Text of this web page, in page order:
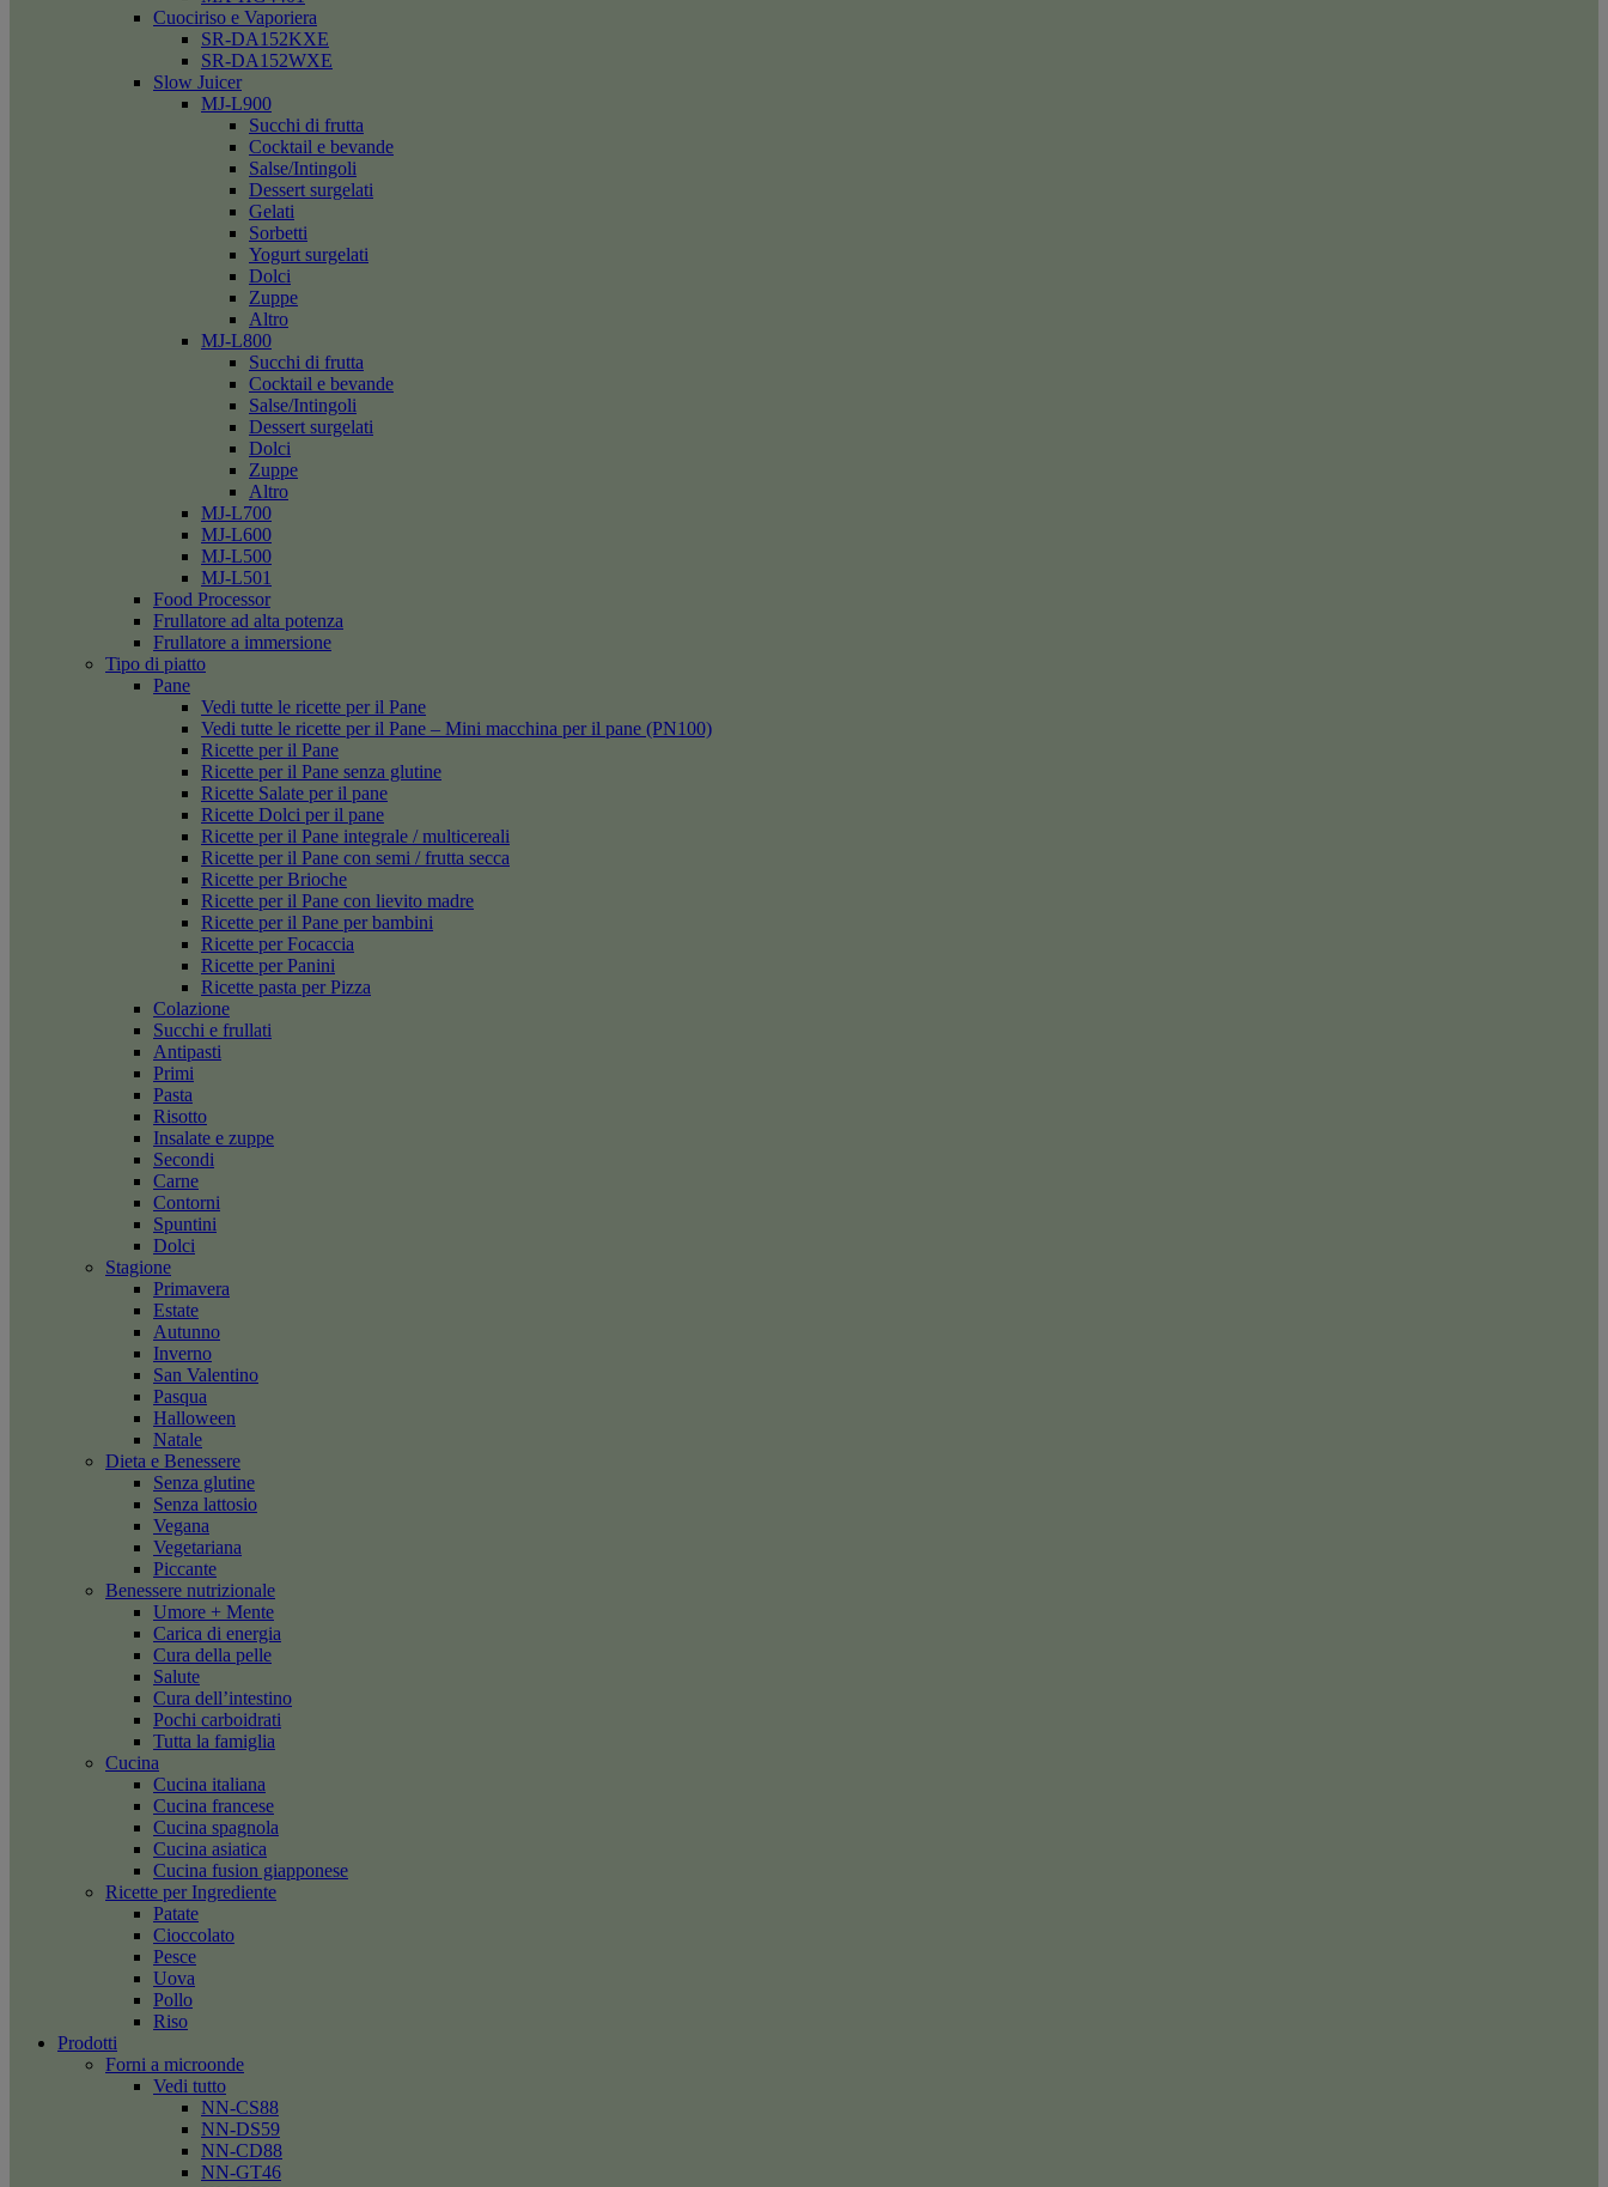
Cuociriso e Vaporiera
SR-DA152KXE
SR-DA152WXE
Slow Juicer
MJ-L900
Succhi di frutta
Cocktail e bevande
Salse/Intingoli
Dessert surgelati
Gelati
Sorbetti
Yogurt surgelati
Dolci
Zuppe
Altro
MJ-L800
Succhi di frutta
Cocktail e bevande
Salse/Intingoli
Dessert surgelati
Dolci
Zuppe
Altro
MJ-L700
MJ-L600
MJ-L500
MJ-L501
Food Processor
Frullatore ad alta potenza
Frullatore a immersione
Tipo di piatto
Pane
Vedi tutte le ricette per il Pane
Vedi tutte le ricette per il Pane – Mini macchina per il pane (PN100)
Ricette per il Pane
Ricette per il Pane senza glutine
Ricette Salate per il pane
Ricette Dolci per il pane
Ricette per il Pane integrale / multicereali
Ricette per il Pane con semi / frutta secca
Ricette per Brioche
Ricette per il Pane con lievito madre
Ricette per il Pane per bambini
Ricette per Focaccia
Ricette per Panini
Ricette pasta per Pizza
Colazione
Succhi e frullati
Antipasti
Primi
Pasta
Risotto
Insalate e zuppe
Secondi
Carne
Contorni
Spuntini
Dolci
Stagione
Primavera
Estate
Autunno
Inverno
San Valentino
Pasqua
Halloween
Natale
Dieta e Benessere
Senza glutine
Senza lattosio
Vegana
Vegetariana
Piccante
Benessere nutrizionale
Umore + Mente
Carica di energia
Cura della pelle
Salute
Cura dell’intestino
Pochi carboidrati
Tutta la famiglia
Cucina
Cucina italiana
Cucina francese
Cucina spagnola
Cucina asiatica
Cucina fusion giapponese
Ricette per Ingrediente
Patate
Cioccolato
Pesce
Uova
Pollo
Riso
Prodotti
Forni a microonde
Vedi tutto
NN-CS88
NN-DS59
NN-CD88
NN-GT46